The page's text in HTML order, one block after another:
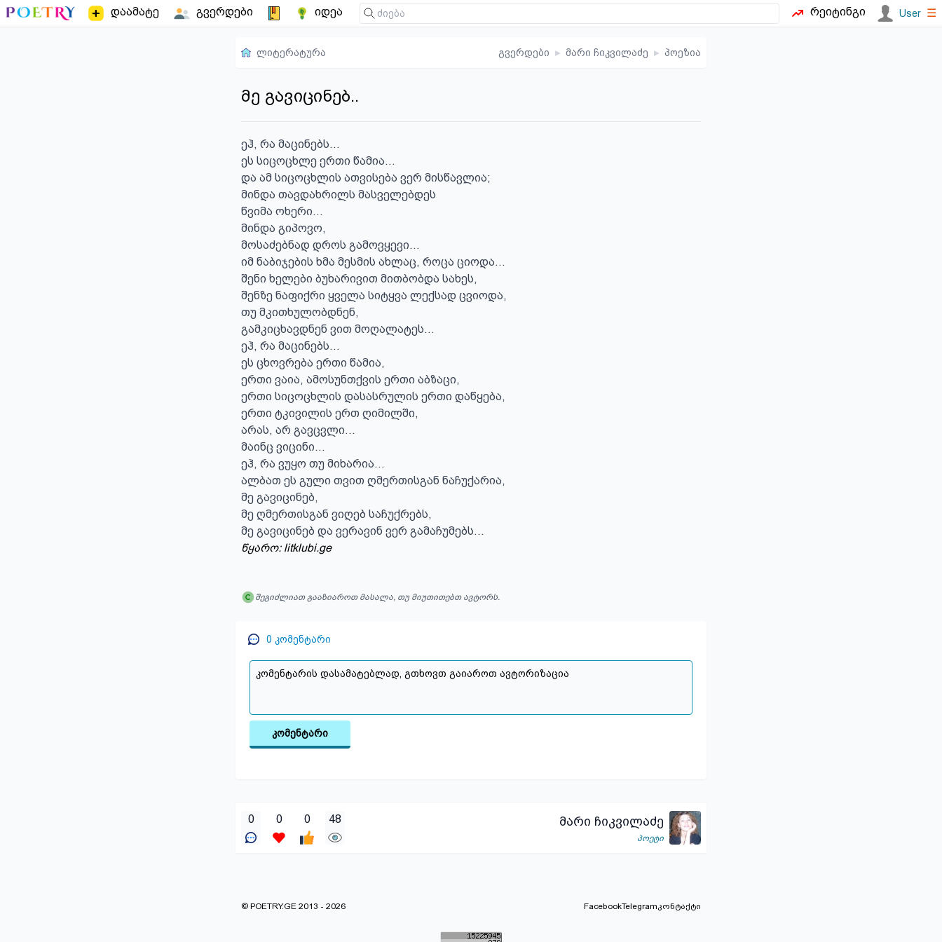
დაამატე გვერდები იდეა რეიტინგი User ☰
ლიტერატურა გვერდები ▸ მარი ჩიკვილაძე ▸ პოეზია
მე გავიცინებ..
ეჰ, რა მაცინებს...
ეს სიცოცხლე ერთი წამია...
და ამ სიცოცხლის ათვისება ვერ მისწავლია;
მინდა თავდახრილს მასველებდეს
წვიმა ოხერი...
მინდა გიპოვო,
მოსაძებნად დროს გამოვყევი...
იმ ნაბიჯების ხმა მესმის ახლაც, როცა ციოდა...
შენი ხელები ბუხარივით მითბობდა სახეს,
შენზე ნაფიქრი ყველა სიტყვა ლექსად ცვიოდა,
თუ მკითხულობდნენ,
გამკიცხავდნენ ვით მოღალატეს...
ეჰ, რა მაცინებს...
ეს ცხოვრება ერთი წამია,
ერთი ვაია, ამოსუნთქვის ერთი აბზაცი,
ერთი სიცოცხლის დასასრულის ერთი დაწყება,
ერთი ტკივილის ერთ ღიმილში,
არას, არ გავცვლი...
მაინც ვიცინი...
ეჰ, რა ვუყო თუ მიხარია...
ალბათ ეს გული თვით ღმერთისგან ნაჩუქარია,
მე გავიცინებ,
მე ღმერთისგან ვიღებ საჩუქრებს,
მე გავიცინებ და ვერავინ ვერ გამაჩუმებს...
წყარო: litklubi.ge
შეგიძლიათ გააზიაროთ მასალა, თუ მიუთითებთ ავტორს.
0 კომენტარი
კომენტარი
0 0 0 48 მარი ჩიკვილაძე
პოეტი
© POETRY.GE 2013 - 2026 FacebookTelegramკონტაქტი